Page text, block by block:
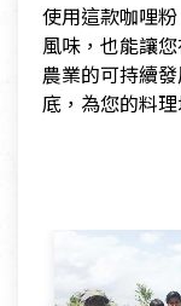
使用這款咖哩
風味，也能讓
農業的可持續
底，為您的料